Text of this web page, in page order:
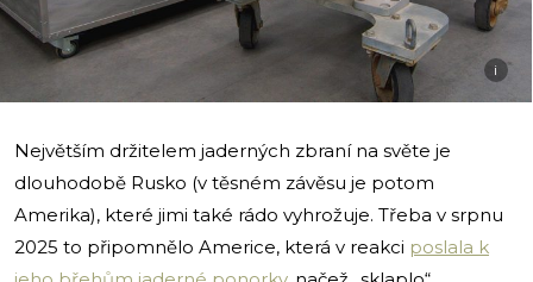
i
Největším držitelem jaderných zbraní na světe je
dlouhodobě Rusko (v těsném závěsu je potom
Amerika), které jimi také rádo vyhrožuje. Třeba v srpnu
2025 to připomnělo Americe, která v reakci poslala k